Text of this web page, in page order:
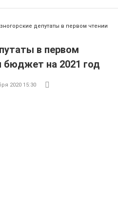
депутаты в первом чтении
в первом
бюджет на 2021 год
2020 15:30